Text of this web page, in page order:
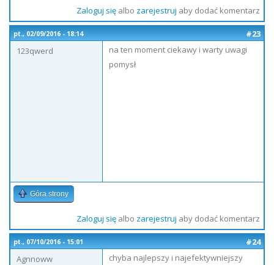
Zaloguj sięalbo zarejestruj aby dodać komentarz
pt., 02/09/2016 - 18:14
#23
123qwerd
na ten moment ciekawy i warty uwagi
pomysł
Góra strony
Zaloguj sięalbo zarejestruj aby dodać komentarz
pt., 07/10/2016 - 15:01
#24
Agnnoww
chyba najlepszy i najefektywniejszy